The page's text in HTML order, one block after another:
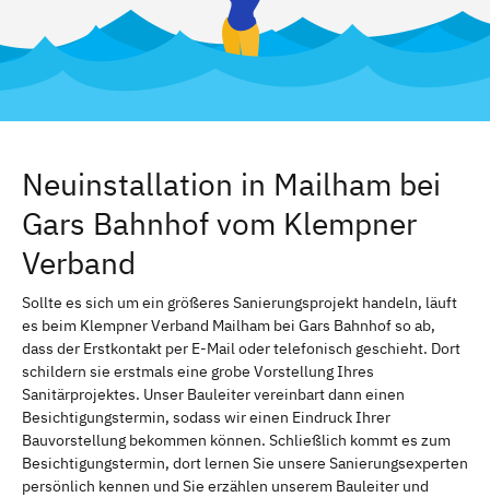
Neuinstallation in Mailham bei
Gars Bahnhof vom Klempner
Verband
Sollte es sich um ein größeres Sanierungsprojekt handeln, läuft
es beim Klempner Verband Mailham bei Gars Bahnhof so ab,
dass der Erstkontakt per E-Mail oder telefonisch geschieht. Dort
schildern sie erstmals eine grobe Vorstellung Ihres
Sanitärprojektes. Unser Bauleiter vereinbart dann einen
Besichtigungstermin, sodass wir einen Eindruck Ihrer
Bauvorstellung bekommen können. Schließlich kommt es zum
Besichtigungstermin, dort lernen Sie unsere Sanierungsexperten
persönlich kennen und Sie erzählen unserem Bauleiter und